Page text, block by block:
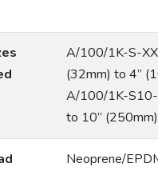
A/100/1K-S-
(32mm) to 4”
A/100/1K-S10-
to 10” (250mm)
Neoprene/